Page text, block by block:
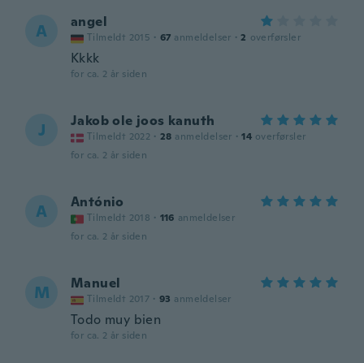
A angel
Tilmeldt 2015 · 67 anmeldelser · 2 overførsler
Kkkk
for ca. 2 år siden
J Jakob ole joos kanuth
Tilmeldt 2022 · 28 anmeldelser · 14 overførsler
for ca. 2 år siden
A António
Tilmeldt 2018 · 116 anmeldelser
for ca. 2 år siden
M Manuel
Tilmeldt 2017 · 93 anmeldelser
Todo muy bien
for ca. 2 år siden